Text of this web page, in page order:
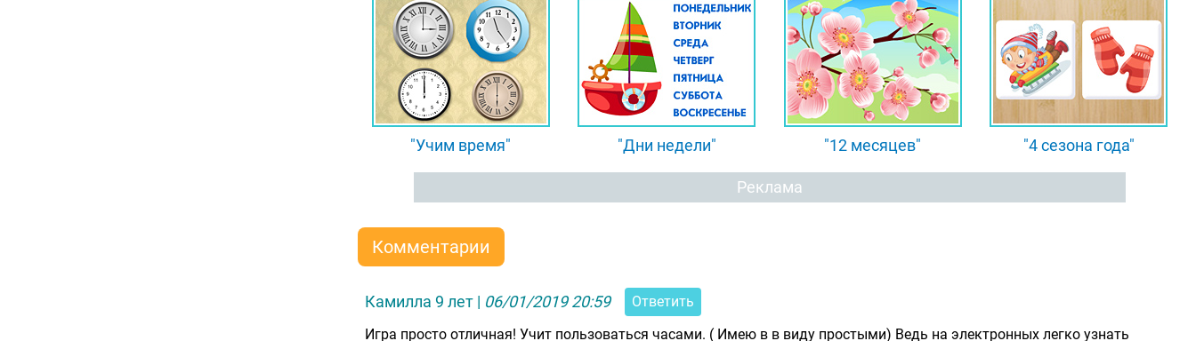
"Учим время" "Дни недели" "12 месяцев" "4 сезона года"
Реклама
Комментарии
Камилла 9 лет | 06/01/2019 20:59
Ответить
Игра просто отличная! Учит пользоваться часами. ( Имею в в виду простыми) Ведь на электронных легко узнать